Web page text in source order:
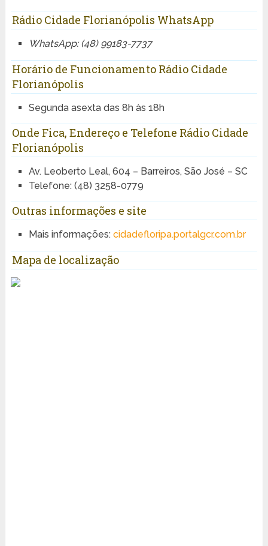
Rádio Cidade Florianópolis WhatsApp
WhatsApp: (48) 99183-7737
Horário de Funcionamento Rádio Cidade
Florianópolis
Segunda asexta das 8h às 18h
Onde Fica, Endereço e Telefone Rádio Cidade
Florianópolis
Av. Leoberto Leal, 604 – Barreiros, São José – SC
Telefone: (48) 3258-0779
Outras informações e site
Mais informações: cidadefloripa.portalgcr.com.br
Mapa de localização